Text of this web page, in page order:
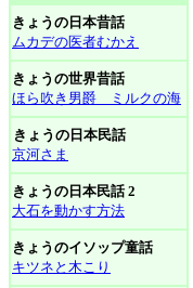
きょうの日本昔話
ムカデの医者むかえ
きょうの世界昔話
ほら吹き男爵 ミルクの海
きょうの日本民話
京河さま
きょうの日本民話 2
大石を動かす方法
きょうのイソップ童話
キツネと木こり